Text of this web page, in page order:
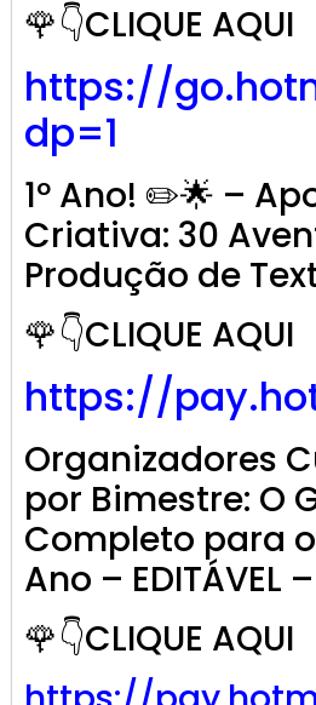
🌹👇CLIQUE AQUI
https://
dp=1
1º Ano! ✏️🌟 –
Criativa: 30
Produção de
🌹👇CLIQUE AQUI
https://
Organizadores
por Bimestre: O
Completo para o
Ano – EDITÁVEL –
🌹👇CLIQUE AQUI